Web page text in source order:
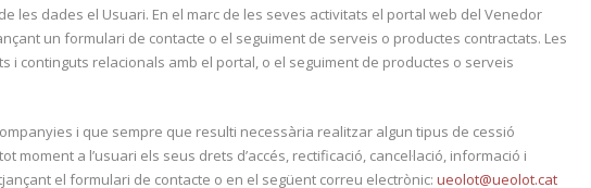
les dades el Usuari. En el marc de les seves activitats el portal web del Venedor
un formulari de contacte o el seguiment de serveis o productes contractats. Les
continguts relacionals amb el portal, o el seguiment de productes o serveis
i que sempre que resulti necessària realitzar algun tipus de cessió
a l’usuari els seus drets d’accés, rectificació, cancel·lació, informació i
el formulari de contacte o en el següent correu electrònic: ueolot@ueolot.cat